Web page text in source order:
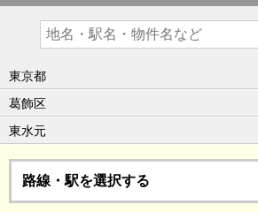
東京都
葛飾区
東水元
路線・駅を選択する